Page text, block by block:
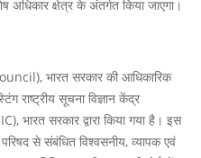
अधिकार क्षेत्र के अंतर्गत किया जाएगा।
भारत सरकार की आधिकारिक
राष्ट्रीय सूचना विज्ञान केंद्र
सरकार द्वारा किया गया है। इस
से संबंधित विश्वसनीय, व्यापक एवं